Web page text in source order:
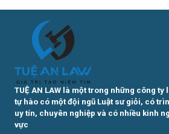
TUỆ AN LAW là một trong những công ty
tự hào có một đội ngũ Luật sư giỏi, có
uy tín, chuyên nghiệp và có nhiều kinh
vực